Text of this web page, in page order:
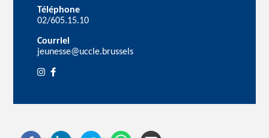
Téléphone
02/605.15.10
Courriel
jeunesse@uccle.brussels